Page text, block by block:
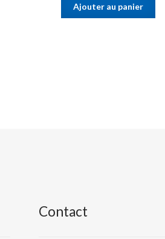
Ajouter au panier
Contact